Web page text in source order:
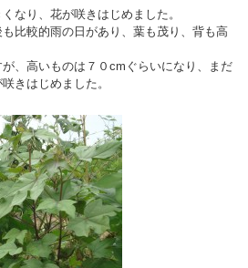
なり、花が咲きはじめました。
比較的雨の日があり、葉も茂り、背も高
、高いものは７０cmぐらいになり、まだ
きはじめました。